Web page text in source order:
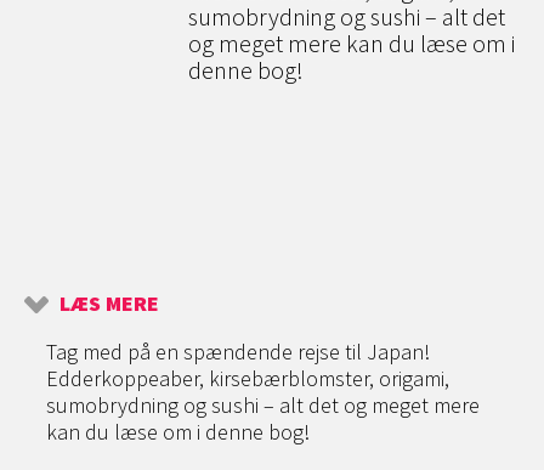
sumobrydning og sushi – alt det
og meget mere kan du læse om i
denne bog!
LÆS MERE
Tag med på en spændende rejse til Japan!
Edderkoppeaber, kirsebærblomster, origami,
sumobrydning og sushi – alt det og meget mere
kan du læse om i denne bog!